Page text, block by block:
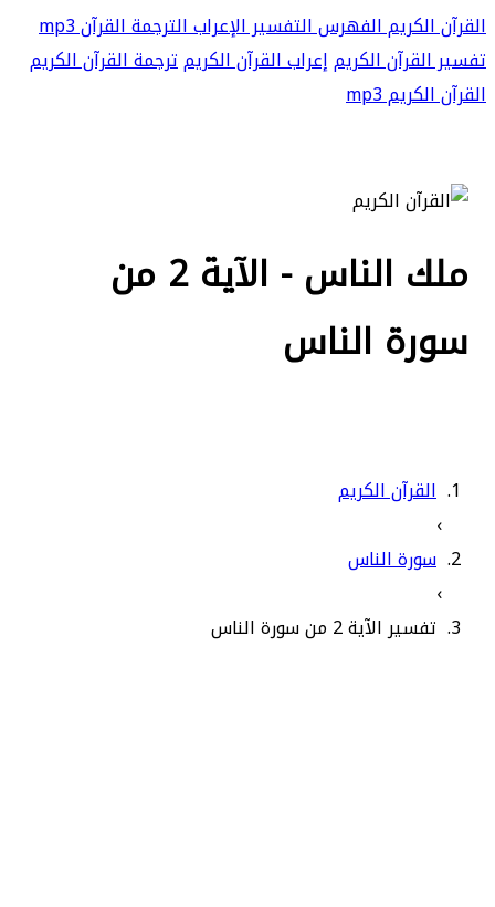
القرآن الكريمالفهرسالتفسيرالإعرابالترجمةالقرآن mp3
تفسير القرآن الكريمإعراب القرآن الكريمترجمة القرآن الكريم
القرآن الكريم mp3
ملك الناس - الآية 2 من
سورة الناس
القرآن الكريم
›
سورة الناس
›
تفسير الآية 2 من سورة الناس